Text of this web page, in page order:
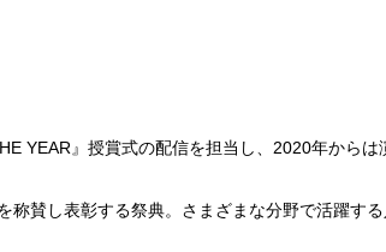
YEAR』授賞式の配信を担当し、2020年からは
称賛し表彰する祭典。さまざまな分野で活躍す